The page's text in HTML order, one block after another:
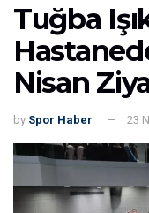
Tuğba
Nisan
by Spor Haber 23